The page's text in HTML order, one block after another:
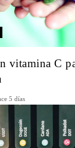
vitamina C
5 días